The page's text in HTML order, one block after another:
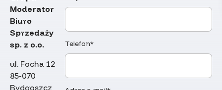
Moderator
Biuro
Sprzedaży
sp. z o.o.
ul. Focha 12
85-070
Bydgoszcz
Telefon*